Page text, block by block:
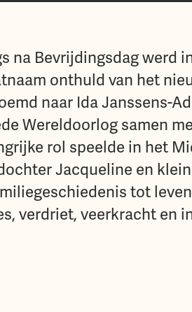
na Bevrijdingsdag werd
onthuld van het
naar Ida Janssens-
Wereldoorlog samen
rol speelde in het
Jacqueline en
tot
verdriet, veerkracht en